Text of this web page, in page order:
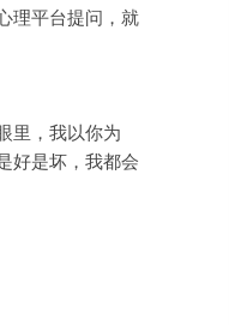
理平台提问，就
里，我以你为
好是坏，我都会